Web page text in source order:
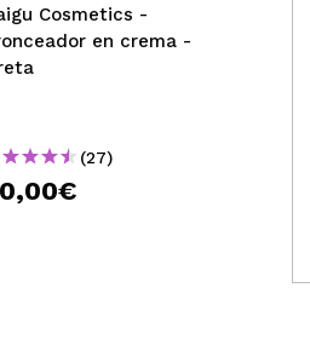
Cosmetics -
en crema -
(27)